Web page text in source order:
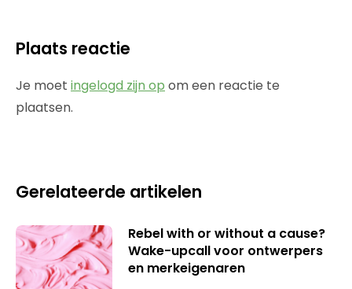
Plaats reactie
Je moet ingelogd zijn op om een reactie te
plaatsen.
Gerelateerde artikelen
Rebel with or without a cause?
Wake-upcall voor ontwerpers
en merkeigenaren